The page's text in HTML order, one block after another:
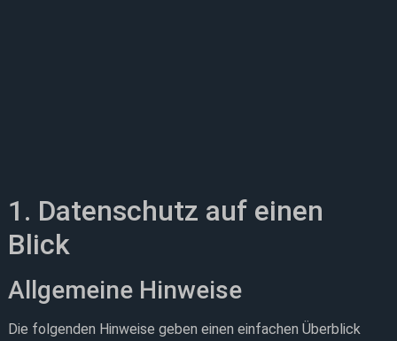
1. Datenschutz auf einen
Blick
Allgemeine Hinweise
Die folgenden Hinweise geben einen einfachen Überblick